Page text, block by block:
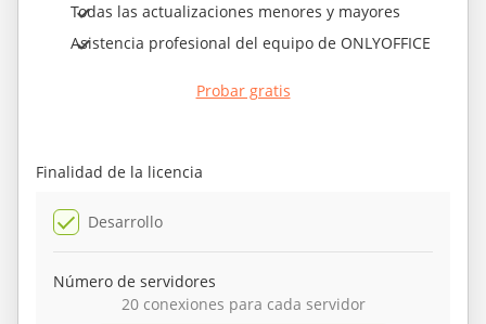
Todas las actualizaciones menores y mayores
Asistencia profesional del equipo de ONLYOFFICE
Probar gratis
Finalidad de la licencia
Desarrollo
Número de servidores
20 conexiones para cada servidor